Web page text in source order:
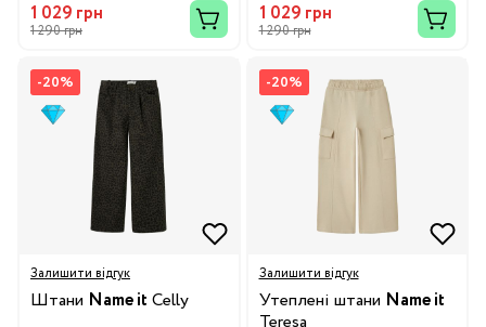
1 029 грн
1 290 грн
1 029 грн
1 290 грн
-20%
Залишити відгук
Штани Name it Celly
-20%
Залишити відгук
Утеплені штани Name it